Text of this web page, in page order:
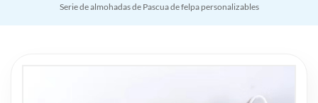
Serie de almohadas de Pascua de felpa personalizables